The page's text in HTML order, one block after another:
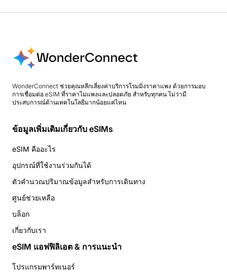
WonderConnect ช่วยคุณหลีกเลี่ยงค่าบริการโรมมิ่งราคาแพง ด้วยการมอบ
การเชื่อมต่อ eSIM ที่ราคาไม่แพงและปลอดภัย สำหรับทุกคน ไม่ว่ามี
ประสบการณ์ด้านเทคโนโลยีมากน้อยแค่ไหน
ข้อมูลเพิ่มเติมเกี่ยวกับ eSIMs
eSIM คืออะไร
อุปกรณ์ที่ใช้งานร่วมกันได้
ตัวคำนวณปริมาณข้อมูลสำหรับการเดินทาง
ศูนย์ช่วยเหลือ
บล็อก
เกี่ยวกับเรา
eSIM แอฟฟิลิเอต & การแนะนำ
โปรแกรมพาร์ทเนอร์